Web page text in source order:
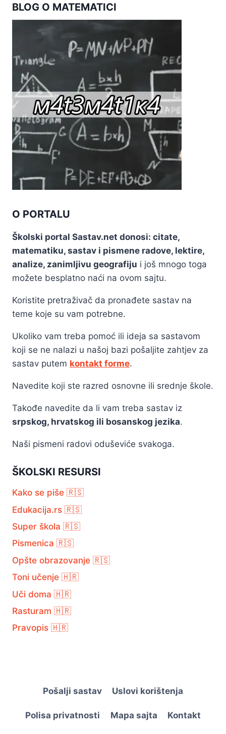
BLOG O MATEMATICI
O PORTALU
Školski portal Sastav.net donosi: citate,
matematiku, sastav i pismene radove, lektire,
analize, zanimljivu geografiju i još mnogo toga
možete besplatno naći na ovom sajtu.
Koristite pretraživač da pronađete sastav na
teme koje su vam potrebne.
Ukoliko vam treba pomoć ili ideja sa sastavom
koji se ne nalazi u našoj bazi pošaljite zahtjev za
sastav putem kontakt forme.
Navedite koji ste razred osnovne ili srednje škole.
Takođe navedite da li vam treba sastav iz
srpskog, hrvatskog ili bosanskog jezika.
Naši pismeni radovi oduševiće svakoga.
ŠKOLSKI RESURSI
Kako se piše 🇷🇸
Edukacija.rs 🇷🇸
Super škola 🇷🇸
Pismenica 🇷🇸
Opšte obrazovanje 🇷🇸
Toni učenje 🇭🇷
Uči doma 🇭🇷
Rasturam 🇭🇷
Pravopis 🇭🇷
Pošalji sastav Uslovi korištenja
Polisa privatnosti Mapa sajta Kontakt